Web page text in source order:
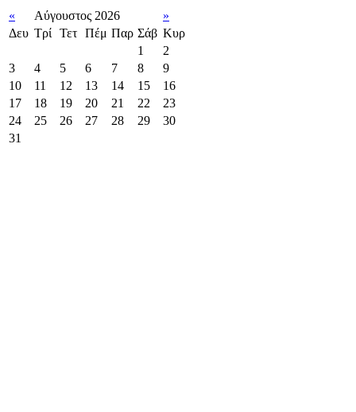
« Αύγουστος 2026
»
Δευ Τρί Τετ Πέμ Παρ Σάβ Κυρ
1
2
3
4 5 6 7 8
9
10
11 12 13 14 15
16
17
18 19 20 21 22
23
24
25 26 27 28 29
30
31